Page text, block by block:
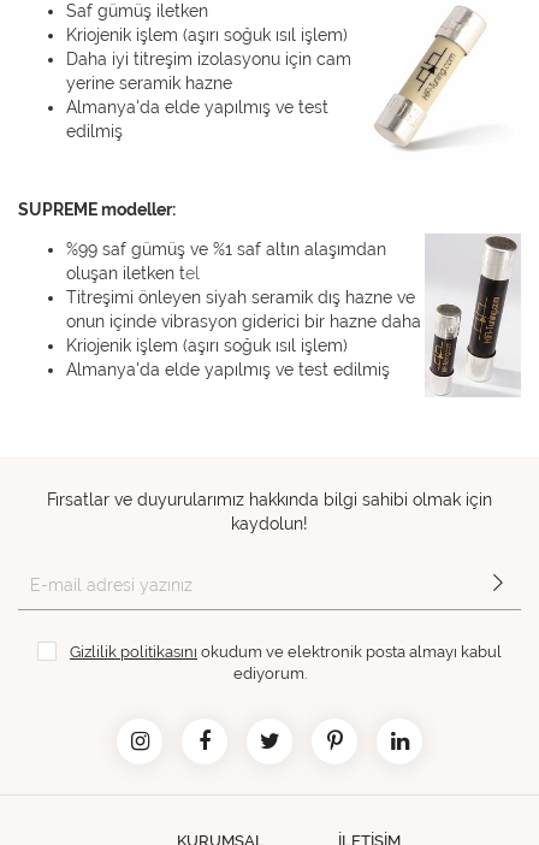
Saf gümüş iletken
Kriojenik işlem (aşırı soğuk ısıl işlem)
Daha iyi titreşim izolasyonu için cam
yerine seramik hazne
Almanya'da elde yapılmış ve test
edilmiş
SUPREME modeller:
%99 saf gümüş ve %1 saf altın alaşımdan
oluşan iletken tel
Titreşimi önleyen siyah seramik dış hazne ve
onun içinde vibrasyon giderici bir hazne daha
Kriojenik işlem (aşırı soğuk ısıl işlem)
Almanya'da elde yapılmış ve test edilmiş
Fırsatlar ve duyurularımız hakkında bilgi sahibi olmak için
kaydolun!
Gizlilik politikasını okudum ve elektronik posta almayı kabul
ediyorum.
KURUMSAL İLETİŞİM